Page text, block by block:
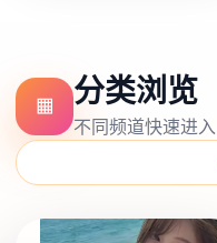
▦ 分类浏览
不同频道快速进入